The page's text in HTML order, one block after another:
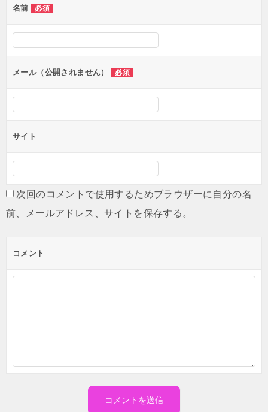
ー
シ
ン
名前 必須
メール（公開されません） 必須
サイト
次回のコメントで使用するためブラウザーに自分の名
前、メールアドレス、サイトを保存する。
コメント